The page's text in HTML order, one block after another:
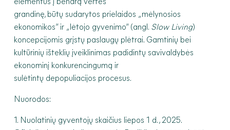
elementus į bendrą vertės
grandinę, būtų sudarytos prielaidos „mėlynosios
ekonomikos“ ir „lėtojo gyvenimo“ (angl. Slow Living)
koncepcijomis grįstų paslaugų plėtrai. Gamtinių bei
kultūrinių išteklių įveiklinimas padidintų savivaldybės
ekonominį konkurencingumą ir
sulėtintų depopuliacijos procesus.
Nuorodos:
1. Nuolatinių gyventojų skaičius liepos 1 d., 2025.